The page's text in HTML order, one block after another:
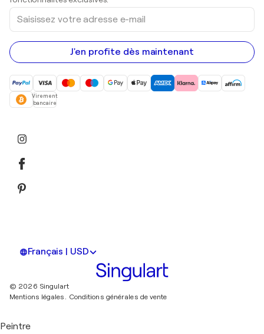
Saisissez
votre
adresse
e-
mail
J'en profite dès maintenant
Virement
bancaire
Français | USD
© 2026 Singulart
Mentions légales. Conditions générales de vente
Peintre